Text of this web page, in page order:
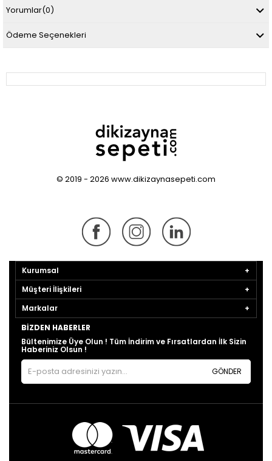
Yorumlar(0)
Ödeme Seçenekleri
© 2019 - 2026 www.dikizaynasepeti.com
Kurumsal
Müşteri İlişkileri
Markalar
BIZDEN HABERLER
Bültenimize Üye Olun ! Tüm İndirim ve Fırsatlardan İlk Sizin
Haberiniz Olsun !
GÖNDER